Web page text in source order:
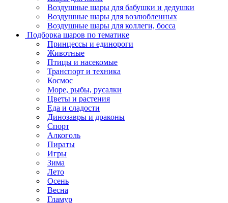
Воздушные шары для бабушки и дедушки
Воздушные шары для возлюбленных
Воздушные шары для коллеги, босса
Подборка шаров по тематике
Принцессы и единороги
Животные
Птицы и насекомые
Транспорт и техника
Космос
Море, рыбы, русалки
Цветы и растения
Еда и сладости
Динозавры и драконы
Спорт
Алкоголь
Пираты
Игры
Зима
Лето
Осень
Весна
Гламур